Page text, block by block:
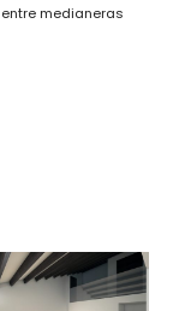
medianeras